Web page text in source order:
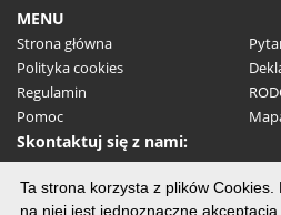
MENU
Strona główna
Polityka cookies
Regulamin
Pomoc
Skontaktuj się z nami:
(+48) 32 31 71 100
E-mail:um@myslowice.pl
Ta strona korzysta z plików Cookies.
na niej jest jednoznaczne akceptacją